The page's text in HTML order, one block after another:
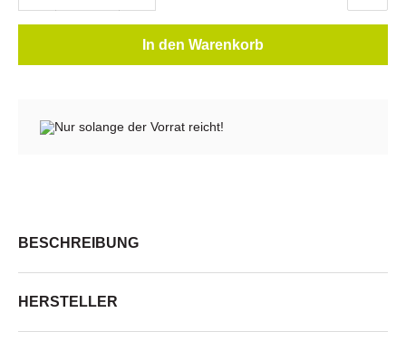
In den Warenkorb
Nur solange der Vorrat reicht!
BESCHREIBUNG
HERSTELLER